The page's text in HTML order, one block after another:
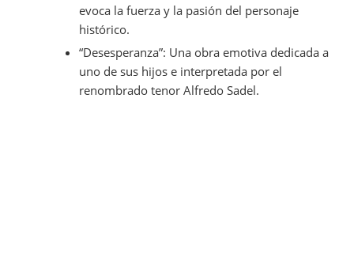
evoca la fuerza y la pasión del personaje
histórico.
“Desesperanza”: Una obra emotiva dedicada a
uno de sus hijos e interpretada por el
renombrado tenor Alfredo Sadel.